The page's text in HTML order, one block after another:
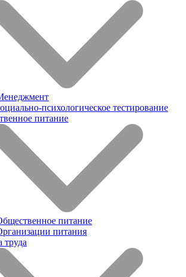
психологическое тестирование
питание
питание
питания
труда